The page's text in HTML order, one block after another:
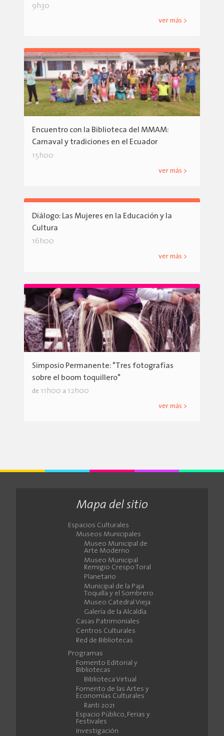
9h30
ver más >
Encuentro con la Biblioteca del MMAM:
Carnaval y tradiciones en el Ecuador
15h00
ver más >
Diálogo: Las Mujeres en la Educación y la
Cultura
16h00
ver más >
Simposio Permanente: "Tres fotografías
sobre el boom toquillero"
de 11h00 a 12h00
ver más >
Mapa del sitio
Espacios Culturales
Museos Municipales
Museo Municipal de
Arte Moderno
Museo Municipal
Remigio Crespo Toral
Planetario
Municipal de la Paja
Toquilla y el Sombrero
Museo Catedral Vieja
Galería de la Alcaldía
Casas Patrimoniales
Centros Culturales
Red de Bibliotecas
Programas
Fomento Editorial y
Bibliotecas
Biblioteca Virtual
Fomento de las Artes y
Economías Culturales
Ranti 2021
Espacio Público, Ferias y
Festivales
Investigación